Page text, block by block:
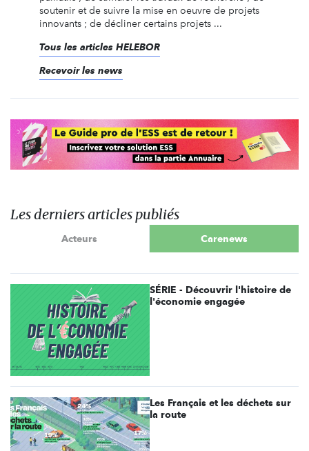
soutenir et de suivre la mise en oeuvre de projets
innovants ; de décliner certains projets ...
Tous les articles HELEBOR
Recevoir les news
Les derniers articles publiés
Acteurs Carenews
SÉRIE - Découvrir l'histoire de
l'économie engagée
Les Français et les déchets sur
la route